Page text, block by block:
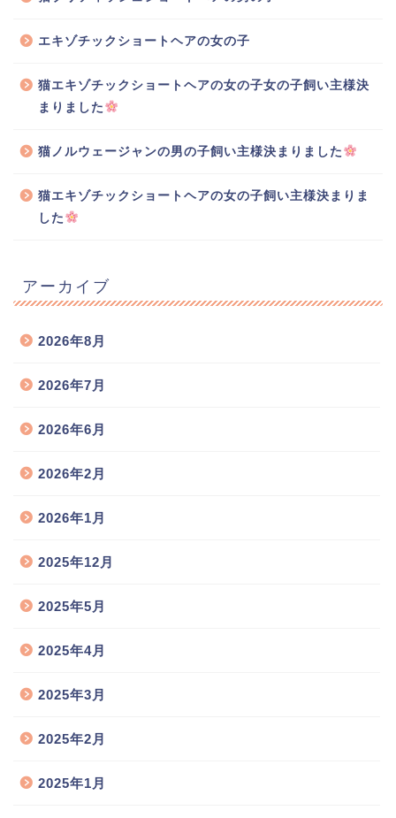
エキゾチックショートヘアの女の子
猫エキゾチックショートヘアの女の子女の子飼い主様決
まりました
猫ノルウェージャンの男の子飼い主様決まりました
猫エキゾチックショートヘアの女の子飼い主様決まりま
した
アーカイブ
2026年8月
2026年7月
2026年6月
2026年2月
2026年1月
2025年12月
2025年5月
2025年4月
2025年3月
2025年2月
2025年1月